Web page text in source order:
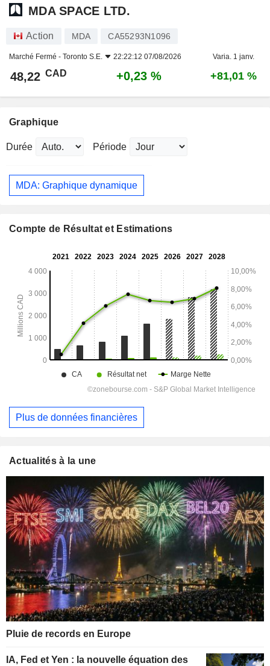
MDA SPACE LTD.
Action MDA CA55293N1096
Marché Fermé - Toronto S.E. 22:22:12 07/08/2026 Varia. 1 janv.
48,22 CAD +0,23 % +81,01 %
Graphique
Durée Période
MDA: Graphique dynamique
Compte de Résultat et Estimations
Plus de données financières
Actualités à la une
Pluie de records en Europe
IA, Fed et Yen : la nouvelle équation des